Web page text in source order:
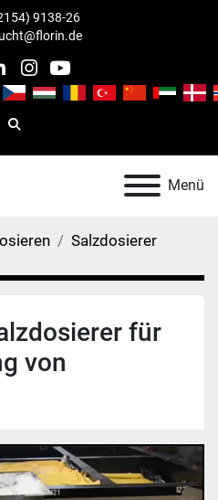
9138-26
instagram
youtube
Suche
Menü
Salzdosierer
für
von